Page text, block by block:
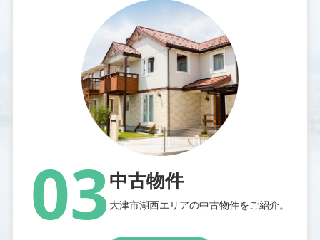
03中古物件
大津市湖西エリアの中古物件をご紹介。